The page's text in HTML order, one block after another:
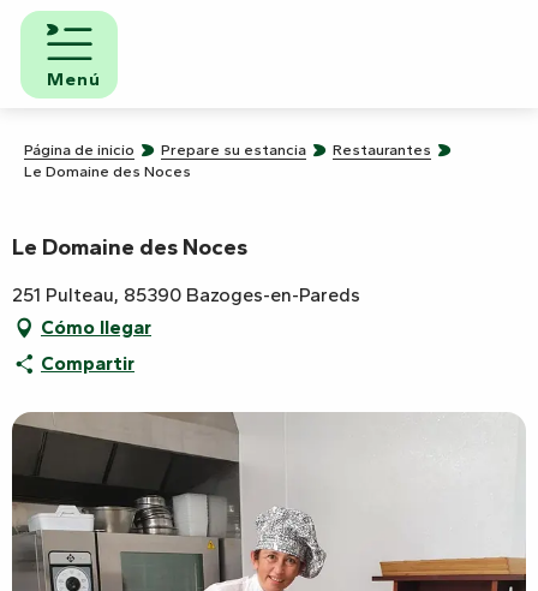
Aller
contenu
principal
Menú
Página de inicio Prepare su estancia
Restaurantes
Le Domaine des Noces
Le Domaine des Noces
251 Pulteau, 85390 Bazoges-en-Pareds
Cómo llegar
Compartir